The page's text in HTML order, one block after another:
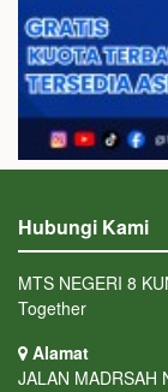
Hubungi Kami
MTS NEGERI 8
Together
Alamat
JALAN MADRSAH